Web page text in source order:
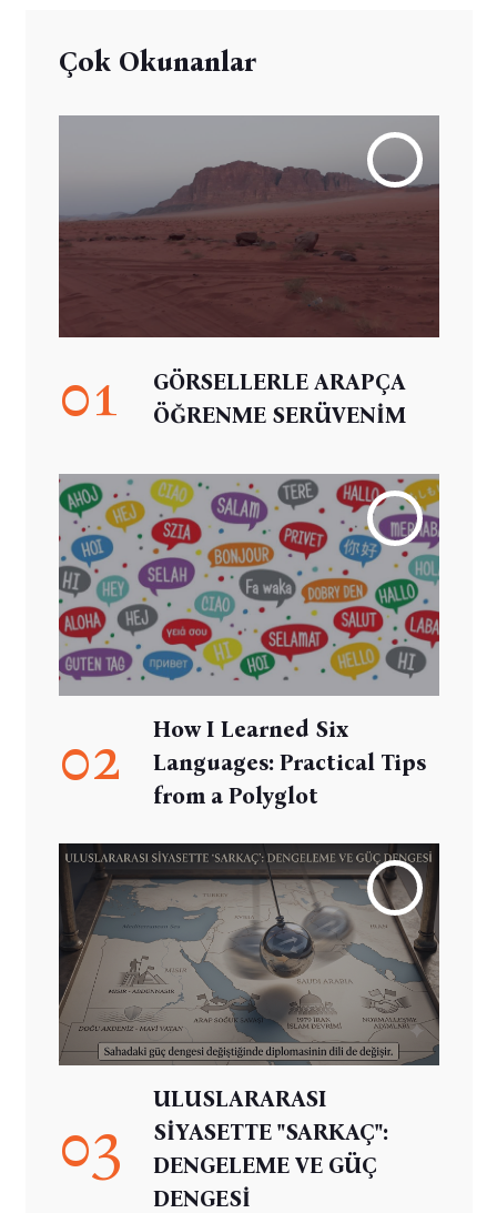
Çok Okunanlar
01
GÖRSELLERLE ARAPÇA
ÖĞRENME SERÜVENİM
02
How I Learned Six
Languages: Practical Tips
from a Polyglot
03
ULUSLARARASI
SİYASETTE "SARKAÇ":
DENGELEME VE GÜÇ
DENGESİ